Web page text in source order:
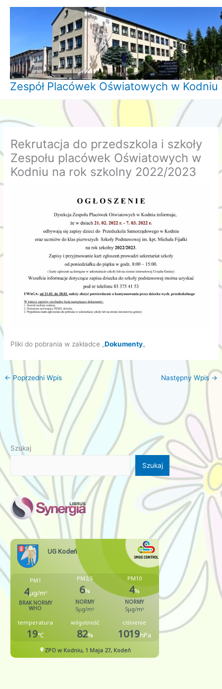
Zespół Placówek Oświatowych w Kodniu
Rekrutacja do przedszkola i szkoły
Zespołu placówek Oświatowych w
Kodniu na rok szkolny 2022/2023
Pliki do pobrania w zakładce „Dokumenty„
← Poprzedni Wpis Następny Wpis→
Szukaj
Szukaj